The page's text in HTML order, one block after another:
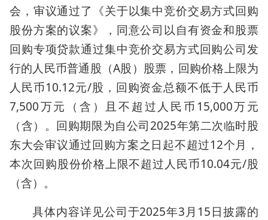
会，审议通过了《关于以集中竞价交易方式回购
股份方案的议案》，同意公司以自有资金和股票
回购专项贷款通过集中竞价交易方式回购公司发
行的人民币普通股（A股）股票，回购价格上限为
人民币10.12元/股，回购资金总额不低于人民币
7,500万元（含）且不超过人民币15,000万元
（含）。回购期限为自公司2025年第二次临时股
东大会审议通过回购方案之日起不超过12个月，
本次回购股份价格上限不超过人民币10.04元/股
（含）。
具体内容详见公司于2025年3月15日披露的